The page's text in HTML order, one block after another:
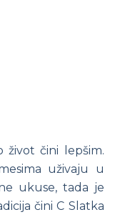
život čini lepšim.
uživaju u
ukuse, tada je
čini C Slatka